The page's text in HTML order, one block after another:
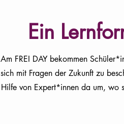
Ein
Am FREI DAY bekommen
sich mit Fragen der Zukunft zu
Hilfe von Expert*innen da um, wo